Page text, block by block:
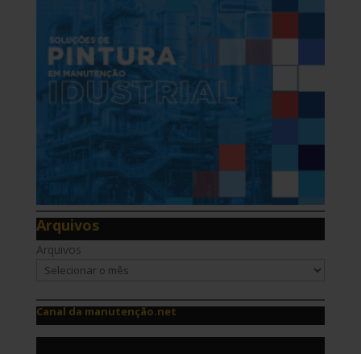
Arquivos
Arquivos
Canal da manutenção.net